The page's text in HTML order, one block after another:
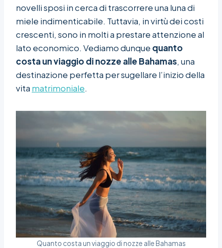
novelli sposi in cerca di trascorrere una luna di
miele indimenticabile. Tuttavia, in virtù dei costi
crescenti, sono in molti a prestare attenzione al
lato economico. Vediamo dunque quanto
costa un viaggio di nozze alle Bahamas, una
destinazione perfetta per sugellare l’inizio della
vita matrimoniale.
Quanto costa un viaggio di nozze alle Bahamas